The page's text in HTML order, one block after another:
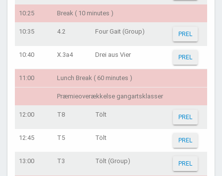
10:25 Break ( 10 minutes )
10:35 4.2 Four Gait (Group) PREL
10:40 X.3a4 Drei aus Vier PREL
11:00 Lunch Break ( 60 minutes )
Præmieoverækkelse gangartsklasser
12:00 T8 Tölt PREL
12:45 T5 Tölt PREL
13:00 T3 Tölt (Group) PREL